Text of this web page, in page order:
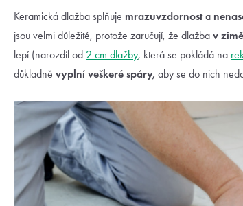
Keramická dlažba splňuje mrazuvzdornosta
jsou velmi důležité, protože zaručují, že dlažba v
lepí (narozdíl od 2 cm dlažby, která se pokládá na
důkladně vyplní veškeré spáry, aby se do nich